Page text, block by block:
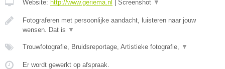
Website: http://www.geriema.nl Screenshot ▼
Fotograferen met persoonlijke aandacht, luisteren naar jouw
wensen. Dat is ▼
Trouwfotografie, Bruidsreportage, Artistieke fotografie, ▼
Er wordt gewerkt op afspraak.